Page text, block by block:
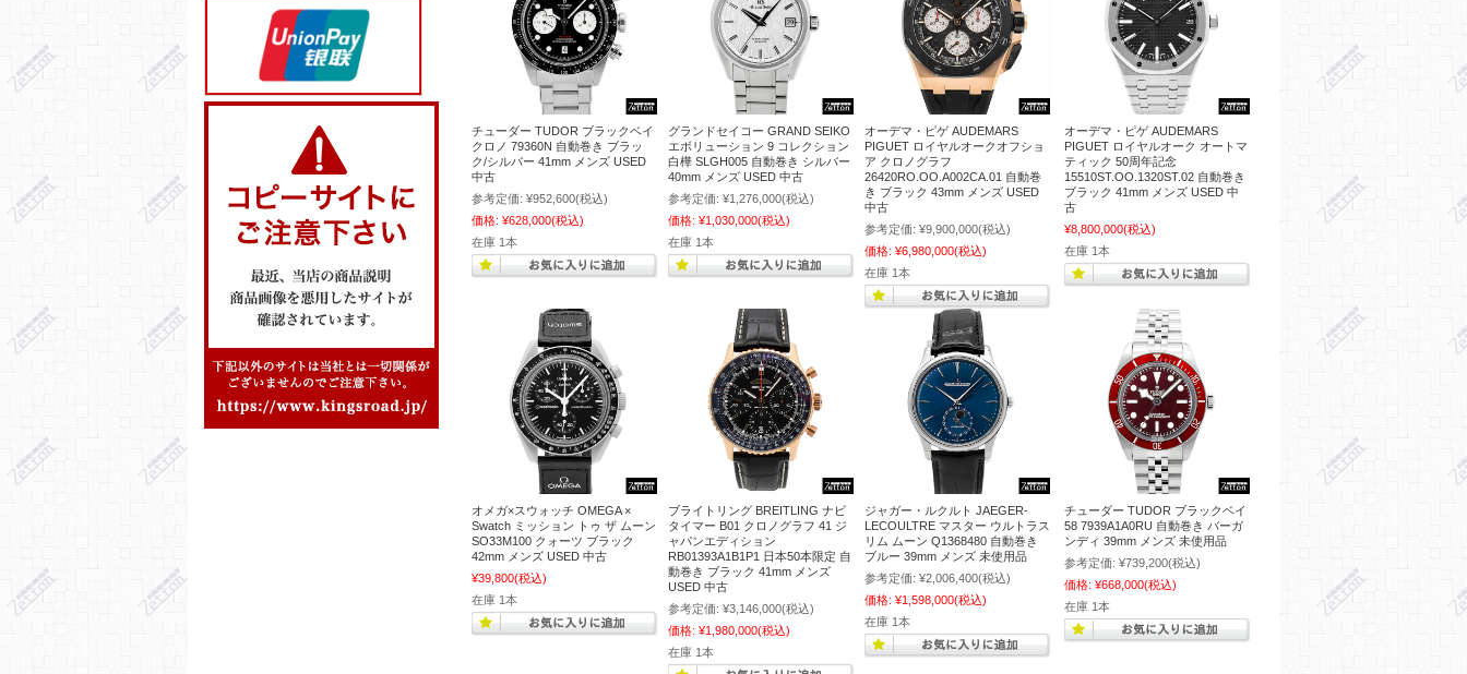
チューダー TUDOR ブラックベイ
クロノ 79360N 自動巻き ブラッ
ク/シルバー 41mm メンズ USED
中古
参考定価: ¥952,600(税込)
価格: ¥628,000(税込)
在庫 1本
グランドセイコー GRAND SEIKO
エボリューション 9 コレクション
白樺 SLGH005 自動巻き シルバー
40mm メンズ USED 中古
参考定価: ¥1,276,000(税込)
価格: ¥1,030,000(税込)
在庫 1本
オーデマ・ピゲ AUDEMARS
PIGUET ロイヤルオークオフショ
ア クロノグラフ
26420RO.OO.A002CA.01 自動巻
き ブラック 43mm メンズ USED
中古
参考定価: ¥9,900,000(税込)
価格: ¥6,980,000(税込)
在庫 1本
オーデマ・ピゲ AUDEMARS
PIGUET ロイヤルオーク オートマ
ティック 50周年記念
15510ST.OO.1320ST.02 自動巻き
ブラック 41mm メンズ USED 中
古
¥8,800,000(税込)
在庫 1本
オメガ×スウォッチ OMEGA ×
Swatch ミッション トゥ ザ ムーン
SO33M100 クォーツ ブラック
42mm メンズ USED 中古
¥39,800(税込)
在庫 1本
ブライトリング BREITLING ナビ
タイマー B01 クロノグラフ 41 ジ
ャパンエディション
RB01393A1B1P1 日本50本限定 自
動巻き ブラック 41mm メンズ
USED 中古
参考定価: ¥3,146,000(税込)
価格: ¥1,980,000(税込)
在庫 1本
ジャガー・ルクルト JAEGER-
LECOULTRE マスター ウルトラス
リム ムーン Q1368480 自動巻き
ブルー 39mm メンズ 未使用品
参考定価: ¥2,006,400(税込)
価格: ¥1,598,000(税込)
在庫 1本
チューダー TUDOR ブラックベイ
58 7939A1A0RU 自動巻き バーガ
ンディ 39mm メンズ 未使用品
参考定価: ¥739,200(税込)
価格: ¥668,000(税込)
在庫 1本